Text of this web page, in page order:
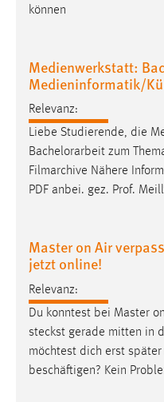
können
Medienwerkstatt:
Medieninformatik/
Relevanz:
Liebe Studierende, die
Bachelorarbeit zum
Filmarchive Nähere
PDF anbei. gez. Prof.
Master on Air
jetzt online!
Relevanz:
Du konntest bei Master
steckst gerade mitten in
möchtest dich erst
beschäftigen? Kein
Name:
site-language-
Zweck:
Das Cookie speichert
Cookie Laufzeit:
30 Tage
Name:
chat-frame-style-
Zweck:
Wird benötigt um die
Cookie Laufzeit: